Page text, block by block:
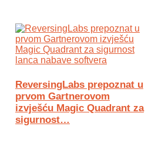
ReversingLabs prepoznat u
prvom Gartnerovom
izvješću Magic Quadrant za
sigurnost…